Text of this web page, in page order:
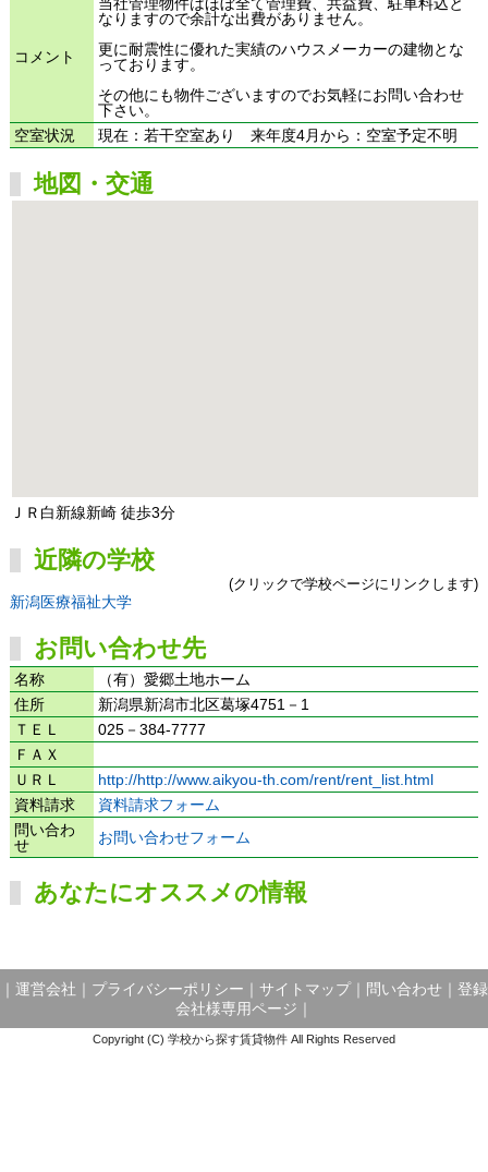
コメント
なりますので余計な出費がありません。
更に耐震性に優れた実績のハウスメーカーの建物とな
っております。
その他にも物件ございますのでお気軽にお問い合わせ
下さい。
空室状況
現在：若干空室あり 来年度4月から：空室予定不明
地図・交通
ＪＲ白新線新崎 徒歩3分
近隣の学校
(クリックで学校ページにリンクします)
新潟医療福祉大学
お問い合わせ先
名称
（有）愛郷土地ホーム
住所
新潟県新潟市北区葛塚4751－1
ＴＥＬ
025－384-7777
ＦＡＸ
ＵＲＬ
http://http://www.aikyou-th.com/rent/rent_list.html
資料請求
資料請求フォーム
問い合わ
せ
お問い合わせフォーム
あなたにオススメの情報
運営会社 プライバシーポリシー サイトマップ｜ 問い合わせ
登録
会社様専用ページ
Copyright (C) 学校から探す賃貸物件 All Rights Reserved